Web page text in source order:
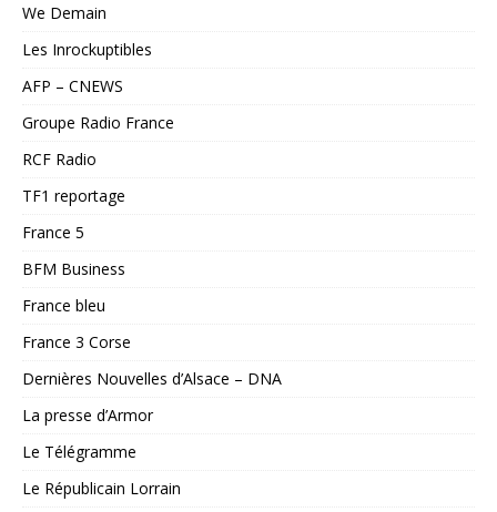
We Demain
Les Inrockuptibles
AFP – CNEWS
Groupe Radio France
RCF Radio
TF1 reportage
France 5
BFM Business
France bleu
France 3 Corse
Dernières Nouvelles d’Alsace – DNA
La presse d’Armor
Le Télégramme
Le Républicain Lorrain